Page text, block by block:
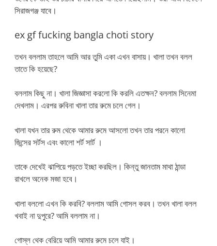
সিরাজগঞ্জ যাবে।
ex gf fucking bangla choti story
তখন বললাম তাহলে আমি আর তুমি একা এখন বাসায়। খালা তখন বলল
তাতে কি হয়েছে?
বললাম কিছু না। খালা জিজ্ঞাসা করলো কি করলি এতক্ষন? বললাম সিনেমা
দেখলাম। এরপর রুবিনা খালা তার রুমে চলে গেল।
খালা যখন তার রুম থেকে আমার রুমে আসলো তখন তার পরনে কালো
জিন্সের সর্টস এবং কালো শর্ট সার্ট ।
তাকে দেখেই ঝাপিয়ে পড়তে ইচ্ছা করছিল। কিন্তু জানতাম মাথা ঠান্ডা
রাখলে অনেক মজা হবে।
খালা বললো এখন কি করবি? বললাম আমি গোসল করব। তখন খালা বলল
খবাই না দুপুরে? আমি বললাম না।
গোস্ল থেক বেরিয়ে আমি আমার রুমে চলে যাই।